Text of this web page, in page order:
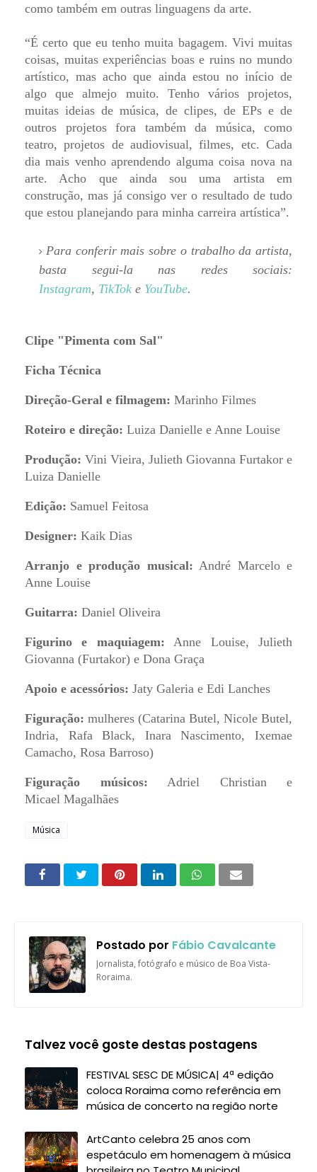
como também em outras linguagens da arte.
“É certo que eu tenho muita bagagem. Vivi muitas
coisas, muitas experiências boas e ruins no mundo
artístico, mas acho que ainda estou no início de
algo que almejo muito. Tenho vários projetos,
muitas ideias de música, de clipes, de EPs e de
outros projetos fora também da música, como
teatro, projetos de audiovisual, filmes, etc. Cada
dia mais venho aprendendo alguma coisa nova na
arte. Acho que ainda sou uma artista em
construção, mas já consigo ver o resultado de tudo
que estou planejando para minha carreira artística”.
Para conferir mais sobre o trabalho da artista,
basta segui-la nas redes sociais:
Instagram, TikTok e YouTube.
Clipe "Pimenta com Sal"
Ficha Técnica
Direção-Geral e filmagem: Marinho Filmes
Roteiro e direção: Luiza Danielle e Anne Louise
Produção: Vini Vieira, Julieth Giovanna Furtakor e
Luiza Danielle
Edição: Samuel Feitosa
Designer: Kaik Dias
Arranjo e produção musical: André Marcelo e
Anne Louise
Guitarra: Daniel Oliveira
Figurino e maquiagem: Anne Louise, Julieth
Giovanna (Furtakor) e Dona Graça
Apoio e acessórios: Jaty Galeria e Edi Lanches
Figuração: mulheres (Catarina Butel, Nicole Butel,
Indria, Rafa Black, Inara Nascimento, Ixemae
Camacho, Rosa Barroso)
Figuração músicos: Adriel Christian e
Micael Magalhães
Música
Postado por Fábio Cavalcante
Jornalista, fotógrafo e músico de Boa Vista-
Roraima.
Talvez você goste destas postagens
FESTIVAL SESC DE MÚSICA| 4ª edição
coloca Roraima como referência em
música de concerto na região norte
ArtCanto celebra 25 anos com
espetáculo em homenagem à música